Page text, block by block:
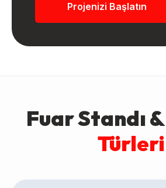
Projenizi Başlatın
Fuar Standı &
Türleri